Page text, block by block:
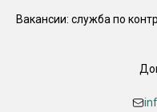
Вакансии: служба по